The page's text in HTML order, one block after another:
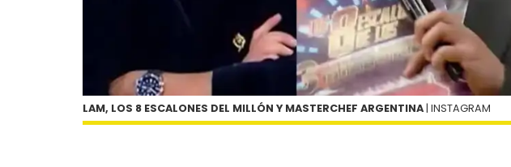
LAM, LOS 8 ESCALONES DEL MILLÓN Y MASTERCHEF ARGENTINA | INSTAGRAM